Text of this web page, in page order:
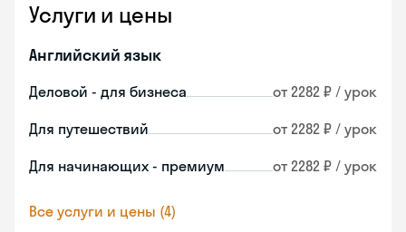
Услуги и цены
Английский язык
Деловой - для бизнеса от 2282 ₽ / урок
Для путешествий от 2282 ₽ / урок
Для начинающих - премиум от 2282 ₽ / урок
Все услуги и цены (4)